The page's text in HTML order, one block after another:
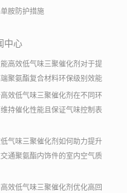
胺防护措施
中心
高效低气味三聚催化剂对于提
聚氨酯复合材料环保级别效能
效低气味三聚催化剂在不同环
持催化性能且保证气味控制表
气味三聚催化剂如何助力提升
通聚氨酯内饰件的室内空气质
效低气味三聚催化剂优化高回